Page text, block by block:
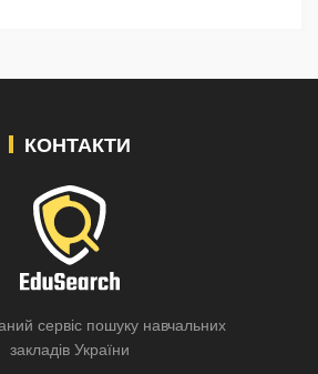
КОНТАКТИ
сервіс пошуку навчальних
закладів України